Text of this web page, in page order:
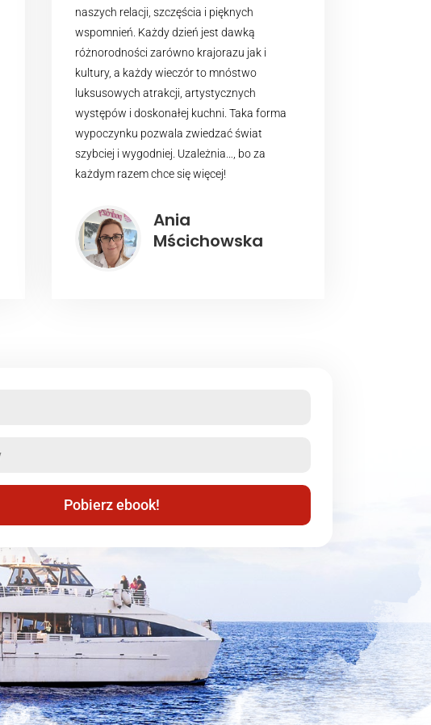
naszych relacji, szczęścia i pięknych
wspomnień. Każdy dzień jest dawką
różnorodności zarówno krajorazu jak i
kultury, a każdy wieczór to mnóstwo
luksusowych atrakcji, artystycznych
występów i doskonałej kuchni. Taka forma
wypoczynku pozwala zwiedzać świat
szybciej i wygodniej. Uzależnia…, bo za
każdym razem chce się więcej!
Ania
Mścichowska
Pobierz ebook!